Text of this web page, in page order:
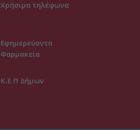
Χρήσιμα τηλέφωνα
Εφημερεύοντα
Φαρμακεία
Κ.Ε.Π Δήμων